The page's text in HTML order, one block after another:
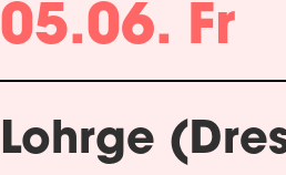
05.06. Fr
Lohrge